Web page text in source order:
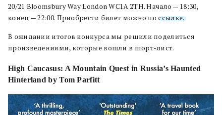
20/21 Bloomsbury Way London WC1A 2TH. Начало — 18:30,
конец — 22:00. Приобрести билет можно поссылке.
В ожидании итогов конкурса мы решили поделиться
произведениями, которые вошли в шорт-лист.
High Caucasus: A Mountain Quest in Russia’s Haunted
Hinterland by Tom Parfitt